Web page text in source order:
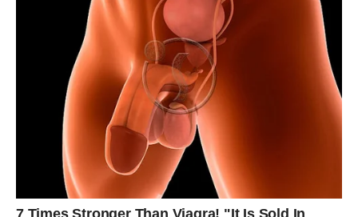
Blizanci – Muškarac koji osvaja
rečima
Muškarac Blizanac je šarmantan, komunikativan i veoma
zanimljiv sagovornik. Njegov um je brz, a njegova
radoznalost često ga vodi u različite avanture.
On voli razgovor, humor i intelektualnu povezanost. Sa
njim nikada nije dosadno, jer uvek ima novu priču, ideju ili